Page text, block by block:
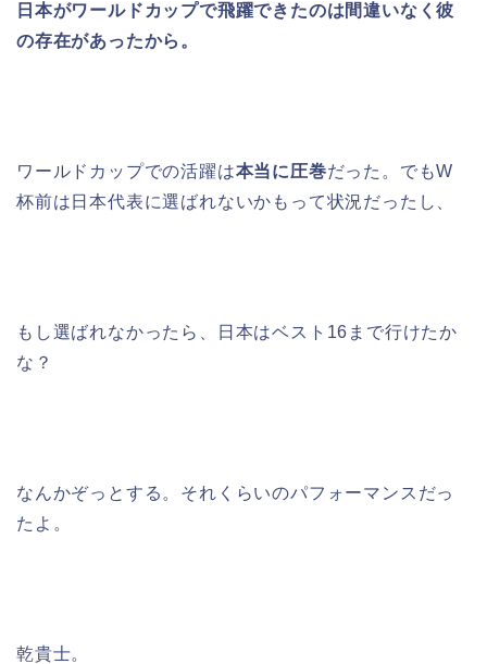
日本がワールドカップで飛躍できたのは間違いなく彼
の存在があったから。
ワールドカップでの活躍は本当に圧巻だった。でもW
杯前は日本代表に選ばれないかもって状況だったし、
もし選ばれなかったら、日本はベスト16まで行けたか
な？
なんかぞっとする。それくらいのパフォーマンスだっ
たよ。
乾貴士。